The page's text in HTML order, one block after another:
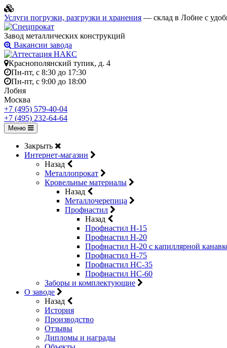
Услуги погрузки, разгрузки и хранения — склад в Лобне с
Завод металлических конструкций
Вакансии завода
Краснополянский тупик, д. 4
Пн-пт, с 8:30 до 17:30
Пн-пт, с 9:00 до 18:00
Лобня
Москва
+7 (495) 579-40-04
+7 (495) 232-64-64
Меню
Закрыть
Интернет-магазин
Назад
Металлопрокат
Кровельные материалы
Назад
Металлочерепица
Профнастил
Назад
Профнастил Н-15
Профнастил Н-20
Профнастил Н-20 с капиллярной
Профнастил Н-75
Профнастил НС-35
Профнастил НС-60
Заборы и комплектующие
О заводе
Назад
История
Производство
Отзывы
Дипломы и награды